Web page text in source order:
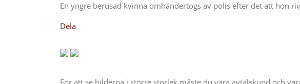
En yngre berusad kvinna omhändertogs av polis efter det att hon
Dela